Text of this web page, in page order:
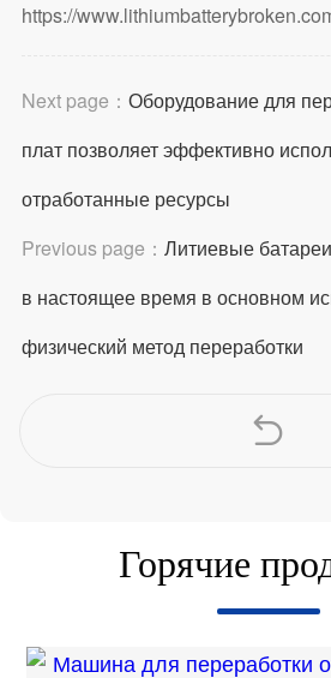
https://
Next page： Оборудование для
плат позволяет эффективно
отработанные ресурсы
Previous page： Литиевые
в настоящее время в основном
физический метод переработки
Горячие